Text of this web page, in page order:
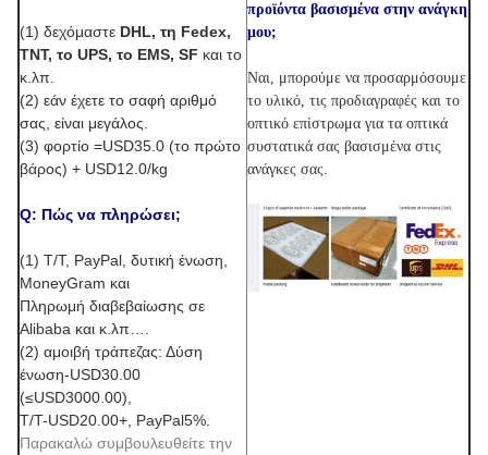
(1) δεχόμαστε DHL, τη Fedex,
TNT, το UPS, το EMS, SF και το
κ.λπ.
(2) εάν έχετε το σαφή αριθμό
σας, είναι μεγάλος.
(3) φορτίο =USD35.0 (το πρώτο
βάρος) + USD12.0/kg
Q: Πώς να πληρώσει;
(1) T/T, PayPal, δυτική ένωση,
MoneyGram και
Πληρωμή διαβεβαίωσης σε
Alibaba και κ.λπ….
(2) αμοιβή τράπεζας: Δύση
ένωση-USD30.00
(≤USD3000.00),
T/T-USD20.00+, PayPal5%.
Παρακαλώ συμβουλευθείτε την
προϊόντα βασισμένα στην ανάγκη
μου;
Ναι, μπορούμε να προσαρμόσουμε
το υλικό, τις προδιαγραφές και το
οπτικό επίστρωμα για τα οπτικά
συστατικά σας βασισμένα στις
ανάγκες σας.